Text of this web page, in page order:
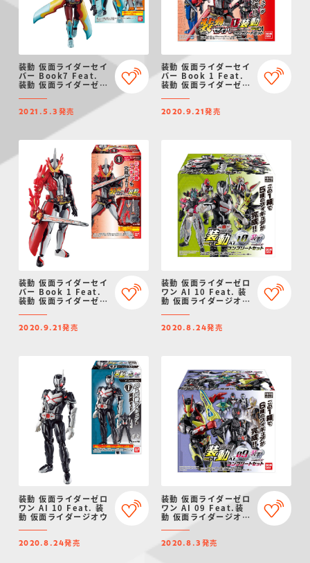
装動 仮面ライダーセイ
バー Book7 Feat.
装動 仮面ライダーゼロ
2021.5.3 発売
装動 仮面ライダーセイ
バー Book 1 Feat.
装動 仮面ライダーゼロ
ト
2020.9.21発売
装動 仮面ライダーセイ
バー Book 1 Feat.
装動 仮面ライダーゼロ
2020.9.21発売
装動 仮面ライダーゼロ
ワン AI 10 Feat. 装
動 仮面ライダージオウ
2020.8.24発売
装動 仮面ライダーゼロ
ワン AI 10 Feat. 装
動 仮面ライダージオウ
2020.8.24発売
装動 仮面ライダーゼロ
ワン AI 09 Feat.装
動 仮面ライダージオウ
2020.8.3 発売